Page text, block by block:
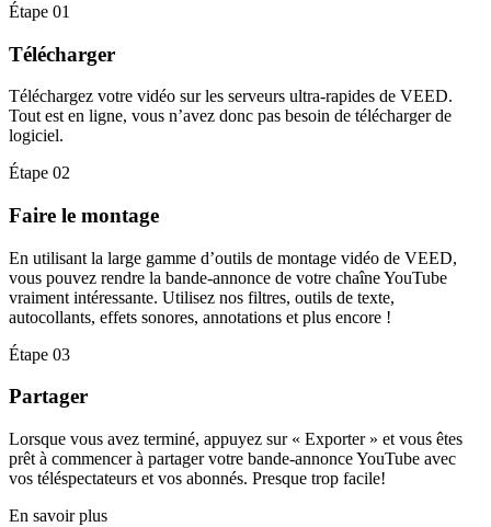
Étape 01
Télécharger
Téléchargez votre vidéo sur les serveurs ultra-rapides de VEED.
Tout est en ligne, vous n’avez donc pas besoin de télécharger de
logiciel.
Étape 02
Faire le montage
En utilisant la large gamme d’outils de montage vidéo de VEED,
vous pouvez rendre la bande-annonce de votre chaîne YouTube
vraiment intéressante. Utilisez nos filtres, outils de texte,
autocollants, effets sonores, annotations et plus encore !
Étape 03
Partager
Lorsque vous avez terminé, appuyez sur « Exporter » et vous êtes
prêt à commencer à partager votre bande-annonce YouTube avec
vos téléspectateurs et vos abonnés. Presque trop facile!
En savoir plus